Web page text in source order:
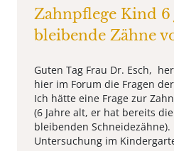
Zahnpflege Kind 6
bleibende Zähne
Guten Tag Frau Dr. Esch,
hier im Forum die Fragen
Ich hätte eine Frage zur
(6 Jahre alt, er hat bereits
bleibenden
Untersuchung im